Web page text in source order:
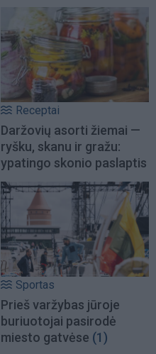
Receptai
Daržovių asorti žiemai —
ryšku, skanu ir gražu:
ypatingo skonio paslaptis
Sportas
Prieš varžybas jūroje
buriuotojai pasirodė
miesto gatvėse (1)